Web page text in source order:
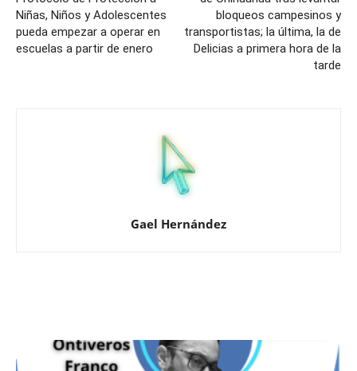
Niñas, Niños y Adolescentes
pueda empezar a operar en
escuelas a partir de enero
bloqueos campesinos y
transportistas; la última, la de
Delicias a primera hora de la
tarde
Gael Hernández